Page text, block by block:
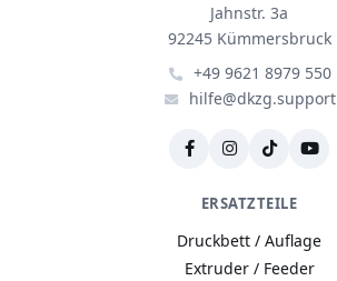
Jahnstr. 3a
92245 Kümmersbruck
+49 9621 8979 550
hilfe@dkzg.support
ERSATZTEILE
Druckbett / Auflage
Extruder / Feeder